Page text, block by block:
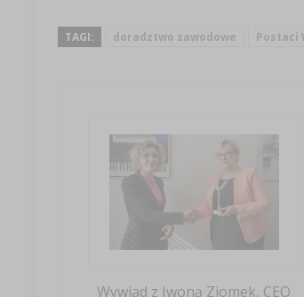
TAGI: doradztwo zawodowe Postaci
Wywiad z Iwoną Ziomek, CEO